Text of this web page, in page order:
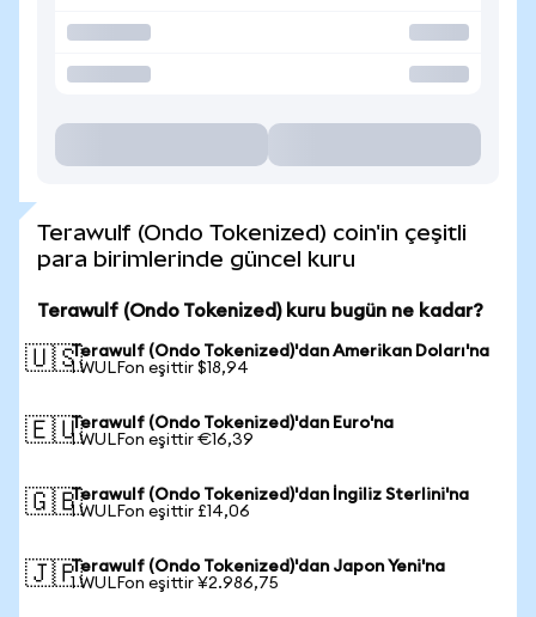
Terawulf (Ondo Tokenized) coin'in çeşitli
para birimlerinde güncel kuru
Terawulf (Ondo Tokenized) kuru bugün ne kadar?
🇺🇸Terawulf (Ondo Tokenized)'dan Amerikan Doları'na
1 WULFon eşittir $18,94
🇪🇺Terawulf (Ondo Tokenized)'dan Euro'na
1 WULFon eşittir €16,39
🇬🇧Terawulf (Ondo Tokenized)'dan İngiliz Sterlini'na
1 WULFon eşittir £14,06
🇯🇵Terawulf (Ondo Tokenized)'dan Japon Yeni'na
1 WULFon eşittir ¥2.986,75